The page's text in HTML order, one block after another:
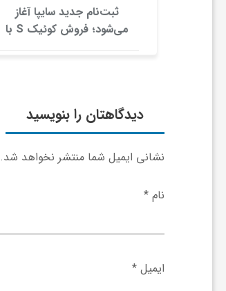
ثبت‌نام جدید سایپا آغاز
می‌شود؛ فروش کوئیک S با
پیش‌پرداخت ۵۰۰ میلیونی
دیدگاهتان را بنویسید
نشانی ایمیل شما منتشر نخواهد شد.
نام *
ایمیل *